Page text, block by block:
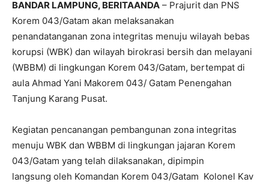
BANDAR LAMPUNG, BERITAANDA – Prajurit dan PNS
Korem 043/Gatam akan melaksanakan
penandatanganan zona integritas menuju wilayah bebas
korupsi (WBK) dan wilayah birokrasi bersih dan melayani
(WBBM) di lingkungan Korem 043/Gatam, bertempat di
aula Ahmad Yani Makorem 043/ Gatam Penengahan
Tanjung Karang Pusat.
Kegiatan pencanangan pembangunan zona integritas
menuju WBK dan WBBM di lingkungan jajaran Korem
043/Gatam yang telah dilaksanakan, dipimpin
langsung oleh Komandan Korem 043/Gatam Kolonel Kav